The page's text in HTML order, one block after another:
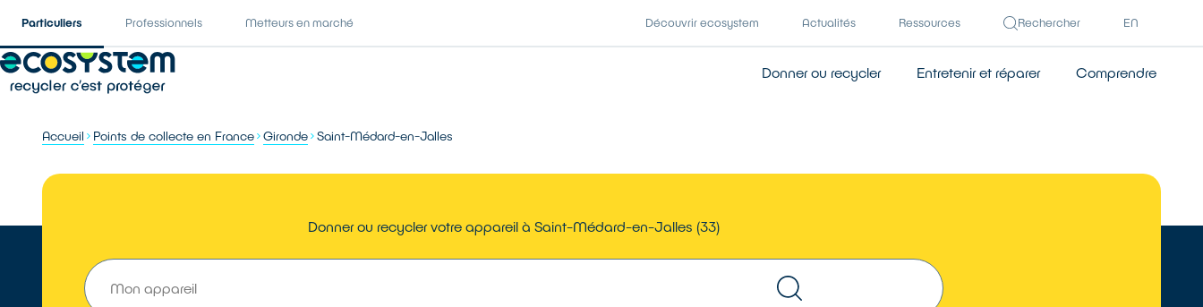
Particuliers Professionnels Metteurs en marché Découvrir ecosystem Actualités Ressources Rechercher EN
Donner ou recycler Entretenir et réparer Comprendre
Accueil Points de collecte en France Gironde Saint-Médard-en-Jalles
Donner ou recycler votre appareil à Saint-Médard-en-Jalles (33)